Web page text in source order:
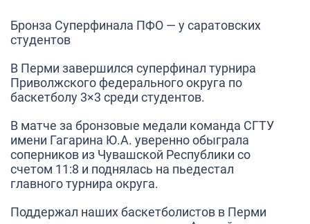
Бронза Суперфинала ПФО — у саратовских
студентов
В Перми завершился суперфинал турнира
Приволжского федерального округа по
баскетболу 3×3 среди студентов.
В матче за бронзовые медали команда СГТУ
имени Гагарина Ю.А. уверенно обыграла
соперников из Чувашской Республики со
счетом 11:8 и поднялась на пьедестал
главного турнира округа.
Поддержал наших баскетболистов в Перми